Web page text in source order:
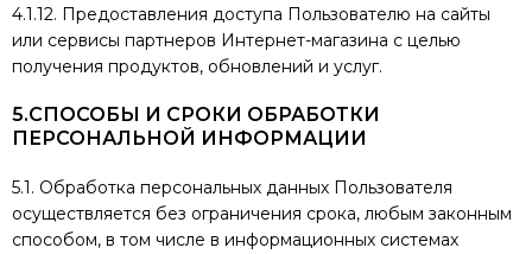
4.1.12. Предоставления доступа Пользователю на сайты
или сервисы партнеров Интернет-магазина с целью
получения продуктов, обновлений и услуг.
5.СПОСОБЫ И СРОКИ ОБРАБОТКИ
ПЕРСОНАЛЬНОЙ ИНФОРМАЦИИ
5.1. Обработка персональных данных Пользователя
осуществляется без ограничения срока, любым законным
способом, в том числе в информационных системах